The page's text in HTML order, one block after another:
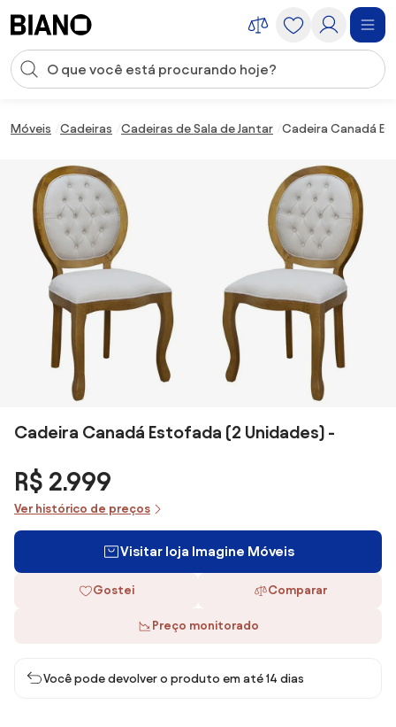
Entrada de pesquisa
Móveis Cadeiras Cadeiras de Sala de Jantar Cadeira Canadá
Cadeira Canadá Estofada (2 Unidades) -
R$ 2.999
Ver histórico de preços
Visitar loja Imagine Móveis
Gostei Comparar
Preço monitorado
Você pode devolver o produto em até 14 dias